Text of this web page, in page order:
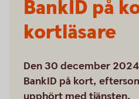
BankID på
kortläsare
Den 30 december
BankID på kort,